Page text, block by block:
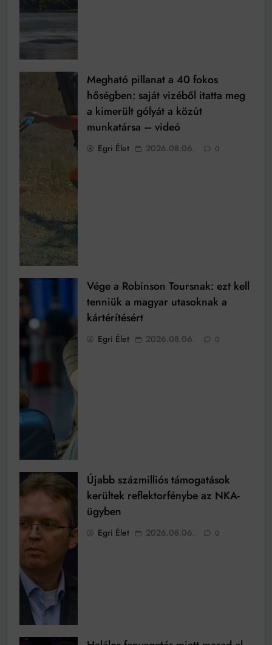
Megható pillanat a 40 fokos
hőségben: saját vizéből itatta meg
a kimerült gólyát a közút
munkatársa – videó
Egri Élet 2026.08.06. 0
Vége a Robinson Toursnak: ezt kell
tenniük a magyar utasoknak a
kártérítésért
Egri Élet 2026.08.06. 0
Újabb százmilliós támogatások
kerültek reflektorfénybe az NKA-
ügyben
Egri Élet 2026.08.06. 0